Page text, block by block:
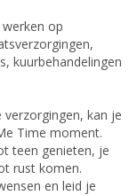
op
kuurbehandelingen
kan je
Time moment.
teen genieten, je
rust komen.
en leid je